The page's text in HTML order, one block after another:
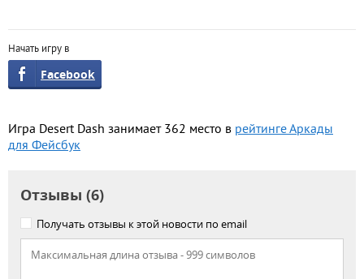
Начать игру в
Facebook
Игра Desert Dash занимает 362 место в рейтинге Аркады
для Фейсбук
Отзывы (6)
Получать отзывы к этой новости по email